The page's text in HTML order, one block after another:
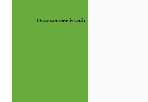
Официальный сайт